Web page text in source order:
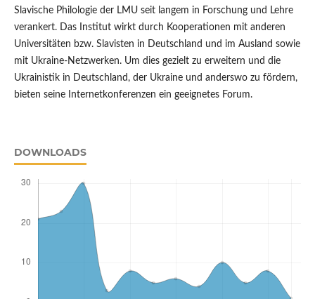
Slavische Philologie der LMU seit langem in Forschung und Lehre
verankert. Das Institut wirkt durch Kooperationen mit anderen
Universitäten bzw. Slavisten in Deutschland und im Ausland sowie
mit Ukraine-Netzwerken. Um dies gezielt zu erweitern und die
Ukrainistik in Deutschland, der Ukraine und anderswo zu fördern,
bieten seine Internetkonferenzen ein geeignetes Forum.
DOWNLOADS